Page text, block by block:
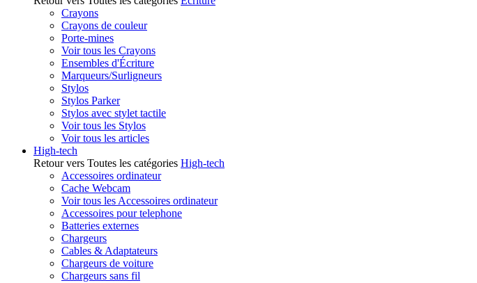
Crayons
Crayons de couleur
Porte-mines
Voir tous les Crayons
Ensembles d'Écriture
Marqueurs/Surligneurs
Stylos
Stylos Parker
Stylos avec stylet tactile
Voir tous les Stylos
Voir tous les articles
High-tech
Retour vers Toutes les catégories High-tech
Accessoires ordinateur
Cache Webcam
Voir tous les Accessoires ordinateur
Accessoires pour telephone
Batteries externes
Chargeurs
Cables & Adaptateurs
Chargeurs de voiture
Chargeurs sans fil